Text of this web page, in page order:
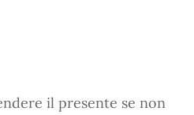
il presente se non